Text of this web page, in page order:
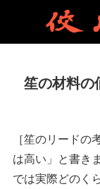
笙の材料の
［笙のリードの
は高い」と書き
では実際どのく